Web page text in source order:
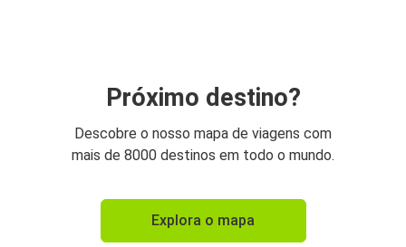
Próximo destino?
Descobre o nosso mapa de viagens com
mais de 8000 destinos em todo o mundo.
Explora o mapa